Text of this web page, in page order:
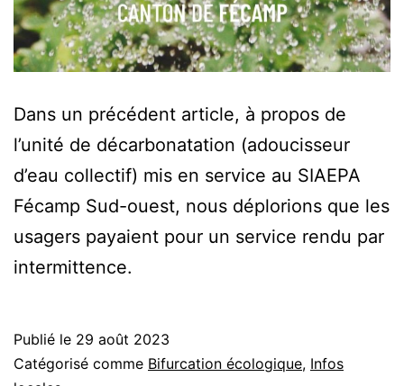
Dans un précédent article, à propos de
l’unité de décarbonatation (adoucisseur
d’eau collectif) mis en service au SIAEPA
Fécamp Sud-ouest, nous déplorions que les
usagers payaient pour un service rendu par
intermittence.
Publié le 29 août 2023
Catégorisé comme Bifurcation écologique, Infos